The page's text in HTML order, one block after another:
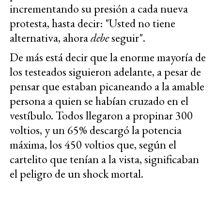
incrementando su presión a cada nueva
protesta, hasta decir: "Usted no tiene
alternativa, ahoradebeseguir".
De más está decir que la enorme mayoría de
los testeados siguieron adelante, a pesar de
pensar que estaban picaneando a la amable
persona a quien se habían cruzado en el
vestíbulo. Todos llegaron a propinar 300
voltios, y un 65% descargó la potencia
máxima, los 450 voltios que, según el
cartelito que tenían a la vista, significaban
el peligro de un shock mortal.